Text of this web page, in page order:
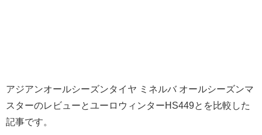
アジアンオールシーズンタイヤ ミネルバ オールシーズンマ
スターのレビューとユーロウィンターHS449とを比較した
記事です。